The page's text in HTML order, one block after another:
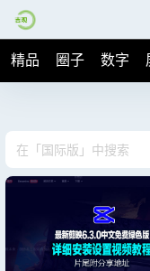
精品 圈子 数字